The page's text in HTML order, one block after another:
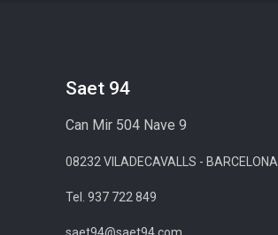
Saet 94
Can Mir 504 Nave 9
08232 VILADECAVALLS - BARCELONA
Tel. 937 722 849